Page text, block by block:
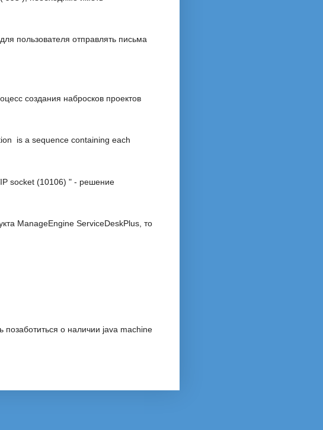
пользователя отправлять письма
создания набросков проектов
is a sequence containing each
socket (10106) " - решение
ManageEngine ServiceDeskPlus, то
о наличии java machine